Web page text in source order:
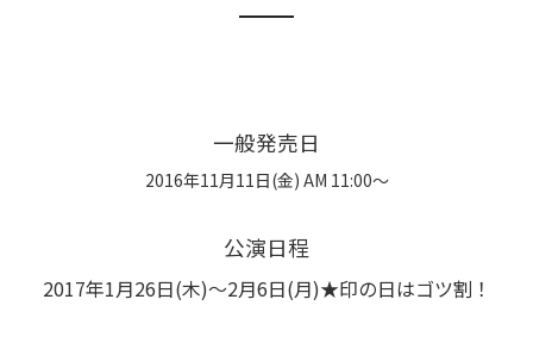
一般発売日
2016年11月11日(金) AM 11:00～
公演日程
2017年1月26日(木)〜2月6日(月)★印の日はゴツ割！